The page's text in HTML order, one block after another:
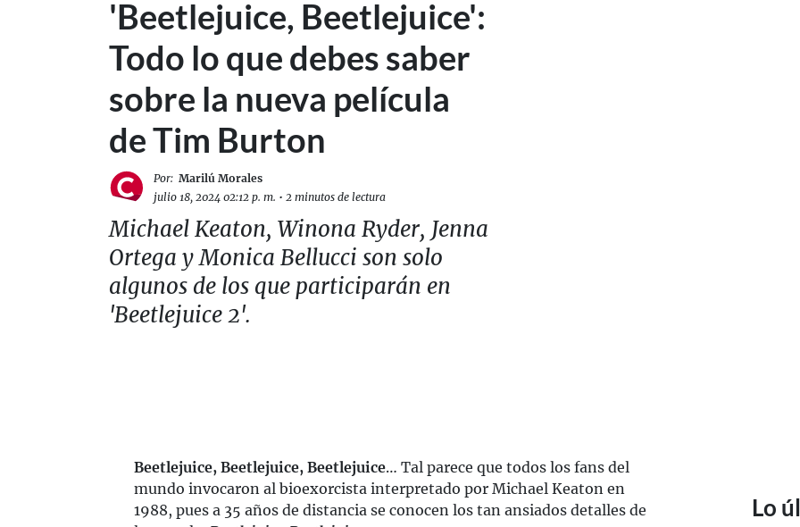
'Beetlejuice, Beetlejuice':
Todo lo que debes saber
sobre la nueva película
de Tim Burton
Por: Marilú Morales
julio 18, 2024 02:12 p. m. • 2 minutos de lectura
Michael Keaton, Winona Ryder, Jenna
Ortega y Monica Bellucci son solo
algunos de los que participarán en
'Beetlejuice 2'.
Beetlejuice, Beetlejuice, Beetlejuice… Tal parece que todos los fans del
mundo invocaron al bioexorcista interpretado por Michael Keaton en
1988, pues a 35 años de distancia se conocen los tan ansiados detalles de
Lo